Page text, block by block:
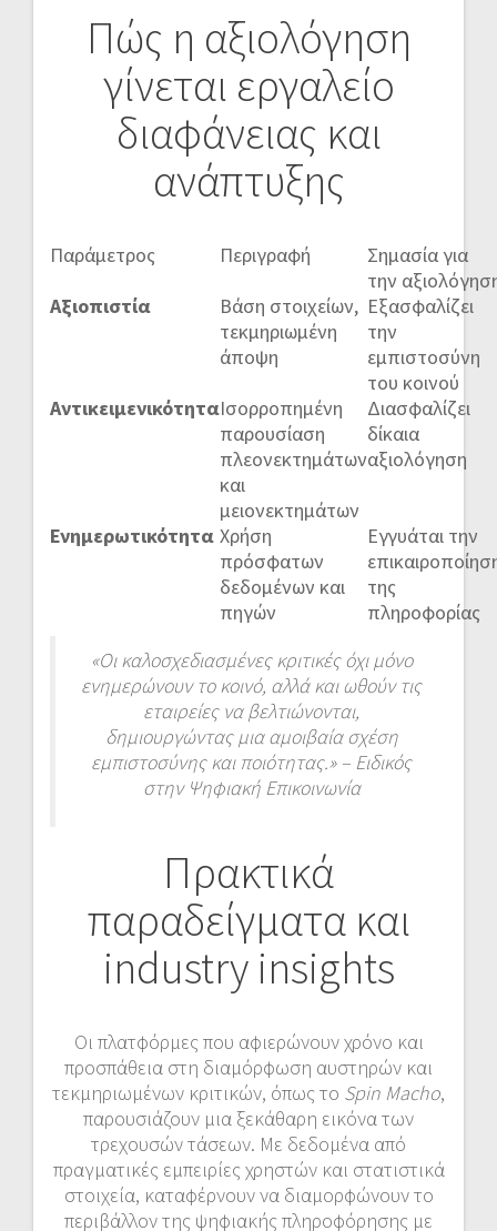
Πώς η αξιολόγηση
γίνεται εργαλείο
διαφάνειας και
ανάπτυξης
Παράμετρος Περιγραφή
Σημασία για
την
Αξιοπιστία
Βάση στοιχείων,
τεκμηριωμένη
άποψη
Εξασφαλίζει
την
εμπιστοσύνη
του κοινού
ΑντικειμενικότηταΙσορροπημένη
παρουσίαση
πλεονεκτημάτων
και
μειονεκτημάτων
Διασφαλίζει
δίκαια
αξιολόγηση
Ενημερωτικότητα Χρήση
πρόσφατων
δεδομένων και
πηγών
Εγγυάται την
της
πληροφορίας
«Οι καλοσχεδιασμένες κριτικές όχι μόνο
ενημερώνουν το κοινό, αλλά και ωθούν τις
εταιρείες να βελτιώνονται,
δημιουργώντας μια αμοιβαία σχέση
εμπιστοσύνης και ποιότητας.» – Ειδικός
στην Ψηφιακή Επικοινωνία
Πρακτικά
παραδείγματα και
industry insights
Οι πλατφόρμες που αφιερώνουν χρόνο και
προσπάθεια στη διαμόρφωση αυστηρών και
τεκμηριωμένων κριτικών, όπως το Spin Macho,
παρουσιάζουν μια ξεκάθαρη εικόνα των
τρεχουσών τάσεων. Με δεδομένα από
πραγματικές εμπειρίες χρηστών και στατιστικά
στοιχεία, καταφέρνουν να διαμορφώνουν το
περιβάλλον της ψηφιακής πληροφόρησης με